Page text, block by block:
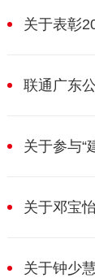
关于表彰
联通广东公司
关于参与“建筑
关于邓宝
关于钟少